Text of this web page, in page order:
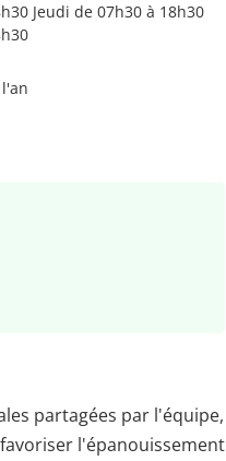
Jeudi de 07h30 à 18h30
partagées par l'équipe,
l'épanouissement